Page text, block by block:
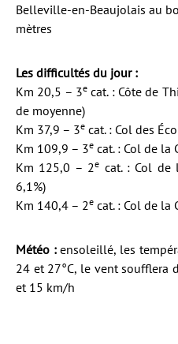
Belleville-en-Beaujolais au
mètres
Les difficultés du jour :
Km 20,5 – 3e cat. : Côte de
de moyenne)
Km 37,9 – 3e cat. : Col des
Km 109,9 – 3e cat. : Col de la
Km 125,0 – 2e cat. : Col de
6,1%)
Km 140,4 – 2e cat. : Col de la
Météo :ensoleillé, les
24 et 27°C, le vent soufflera
et 15 km/h